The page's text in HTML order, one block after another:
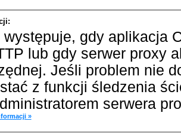
występuje, gdy aplikacja
lub gdy serwer proxy
Jeśli problem nie
z funkcji śledzenia
serwera
»